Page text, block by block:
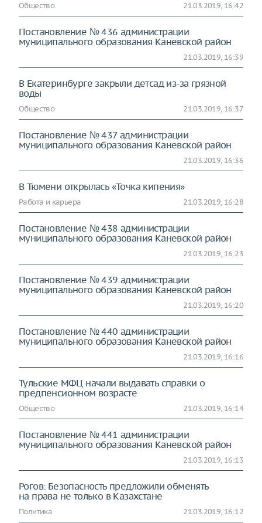
Общество 21.03.2019, 16:42
Постановление № 436 администрации
муниципального образования Каневской район
21.03.2019, 16:39
В Екатеринбурге закрыли детсад из-за грязной
воды
Общество 21.03.2019, 16:37
Постановление № 437 администрации
муниципального образования Каневской район
21.03.2019, 16:36
В Тюмени открылась «Точка кипения»
Работа и карьера 21.03.2019, 16:28
Постановление № 438 администрации
муниципального образования Каневской район
21.03.2019, 16:23
Постановление № 439 администрации
муниципального образования Каневской район
21.03.2019, 16:20
Постановление № 440 администрации
муниципального образования Каневской район
21.03.2019, 16:16
Тульские МФЦ начали выдавать справки о
предпенсионном возрасте
Общество 21.03.2019, 16:14
Постановление № 441 администрации
муниципального образования Каневской район
21.03.2019, 16:13
Рогов: Безопасность предложили обменять
на права не только в Казахстане
Политика 21.03.2019, 16:12